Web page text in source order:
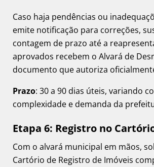
Caso haja pendências ou
emite notificação para correções,
contagem de prazo até a
aprovados recebem o Alvará de
documento que autoriza
Prazo: 30 a 90 dias úteis, variando
complexidade e demanda da
Etapa 6: Registro no
Com o alvará municipal em mãos,
Cartório de Registro de Imóveis